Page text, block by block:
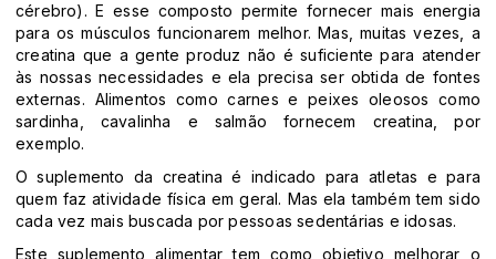
cérebro). E esse composto permite fornecer mais energia
para os músculos funcionarem melhor. Mas, muitas vezes, a
creatina que a gente produz não é suficiente para atender
às nossas necessidades e ela precisa ser obtida de fontes
externas. Alimentos como carnes e peixes oleosos como
sardinha, cavalinha e salmão fornecem creatina, por
exemplo.
O suplemento da creatina é indicado para atletas e para
quem faz atividade física em geral. Mas ela também tem sido
cada vez mais buscada por pessoas sedentárias e idosas.
Este suplemento alimentar tem como objetivo melhorar o